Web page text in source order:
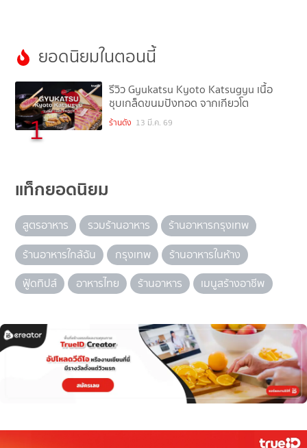
ยอดนิยมในตอนนี้
1
รีวิว Gyukatsu Kyoto Katsugyu เนื้อ
ชุบเกล็ดขนมปังทอด จากเกียวโต
ร้านดัง 13 มี.ค. 69
แท็กยอดนิยม
สูตรอาหาร รวมร้านอาหาร
ร้านอาหารกรุงเทพ
ร้านอาหารใกล้ฉัน
กรุงเทพ
ร้านอาหารในห้าง
ฟู้ดทิปส์
อาหารไทย ร้านอาหาร เมนูสร้างอาชีพ